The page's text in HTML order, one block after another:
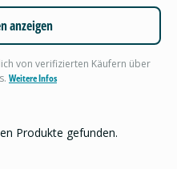
anzeigen
von verifizierten Käufern über
Weitere Infos
Produkte gefunden.